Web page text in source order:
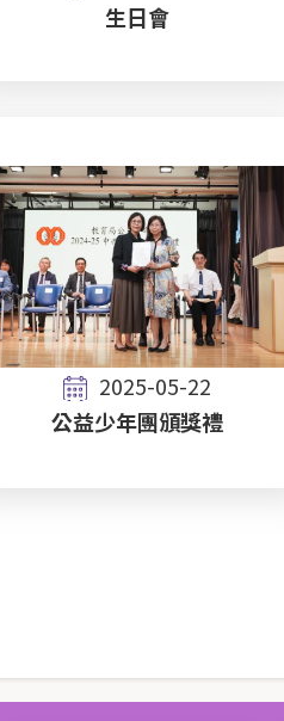
生日會
2025-05-22
公益少年團頒獎禮